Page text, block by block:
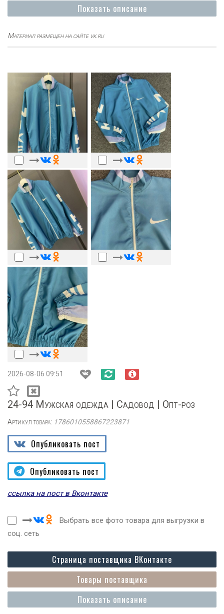
Показать описание
Материал размещен на сайте vk.ru
2026-08-06 09:51
24-94 Мужская одежда | Садовод | Опт-роз
Артикул товара: 1786010558867223871
Опубликовать пост
Опубликовать пост
ссылка на пост в Вконтакте
Выбрать все фото товара для выгрузки в
соц. сеть
Показать описание
Товары поставщика
Страница поставщика ВКонтакте